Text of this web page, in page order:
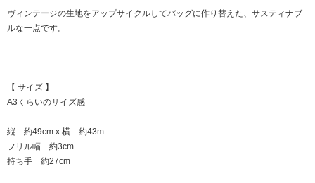
ヴィンテージの生地をアップサイクルしてバッグに作り替えた、サスティナブ
ルな一点です。
【 サイズ 】
A3くらいのサイズ感
縦 約49cm x 横 約43m
フリル幅 約3cm
持ち手 約27cm